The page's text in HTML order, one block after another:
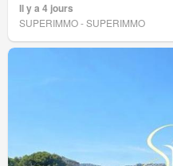
Il y a 4 jours
SUPERIMMO - SUPERIMMO